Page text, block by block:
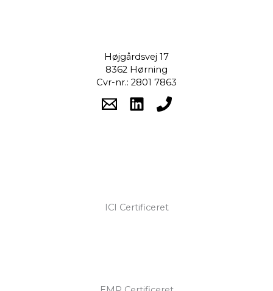
Højgårdsvej 17
8362 Hørning
Cvr-nr.: 2801 7863
ICI Certificeret